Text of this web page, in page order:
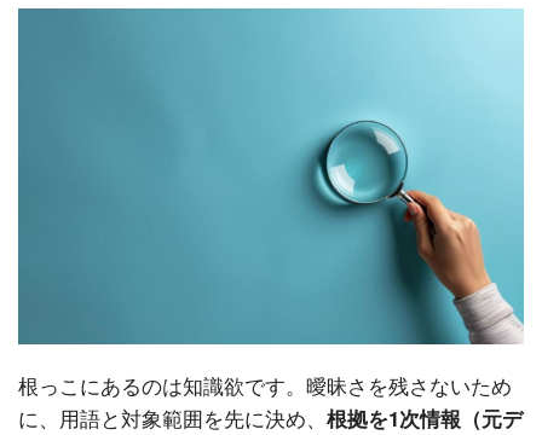
根っこにあるのは知識欲です。曖昧さを残さないため
に、用語と対象範囲を先に決め、 根拠を1次情報（元デ